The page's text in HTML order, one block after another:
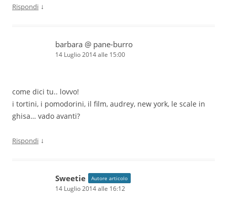
Rispondi ↓
barbara @ pane-burro
14 Luglio 2014 alle 15:00
come dici tu.. lovvo!
i tortini, i pomodorini, il film, audrey, new york, le scale in
ghisa… vado avanti?
Rispondi ↓
Sweetie Autore articolo
14 Luglio 2014 alle 16:12